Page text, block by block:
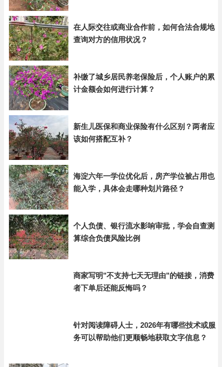
在人际交往或商业合作前，如何合法合规地
查询对方的信用状况？
补缴了城乡居民养老保险后，个人账户的累
计金额会如何进行计算？
新生儿医保和商业保险有什么区别？两者应
该如何搭配互补？
海淀六年一学位优化后，房产学位被占用也
能入学，具体会走哪种划片路径？
个人负债、银行流水影响审批，学会自查测
算综合负债风险比例
商家写明"不支持七天无理由"的链接，消费
者下单后还能反悔吗？
针对阅读障碍人士，2026年有哪些技术或服
务可以帮助他们更顺畅地获取文字信息？